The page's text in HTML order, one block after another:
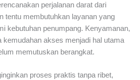
perjalanan darat dari
tentu membutuhkan layanan yang
kebutuhan penumpang. Kenyamanan,
kemudahan akses menjadi hal utama
memutuskan berangkat.
proses praktis tanpa ribet,